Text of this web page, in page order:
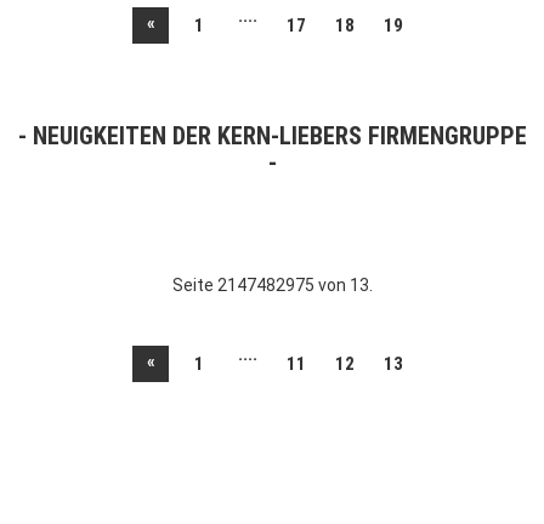
« 1 .... 17 18 19
NEUIGKEITEN DER KERN-LIEBERS FIRMENGRUPPE
Seite 2147482975 von 13.
« 1 .... 11 12 13